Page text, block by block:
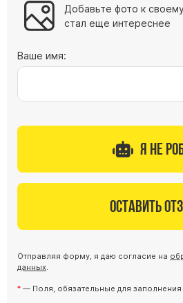
Добавьте фото к
стал еще интереснее
Ваше имя:
Я не
Оставить
Отправляя форму, я даю согласие на
данных
— Поля, обязательные для заполнения